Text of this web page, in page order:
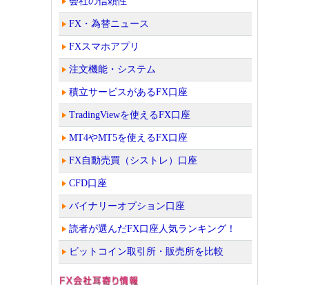
FX・為替ニュース
FXスマホアプリ
注文機能・システム
積立サービスがあるFX口座
TradingViewを使えるFX口座
MT4やMT5を使えるFX口座
FX自動売買（シストレ）口座
CFD口座
バイナリーオプション口座
読者が選んだFX口座人気ランキング！
ビットコイン取引所・販売所を比較